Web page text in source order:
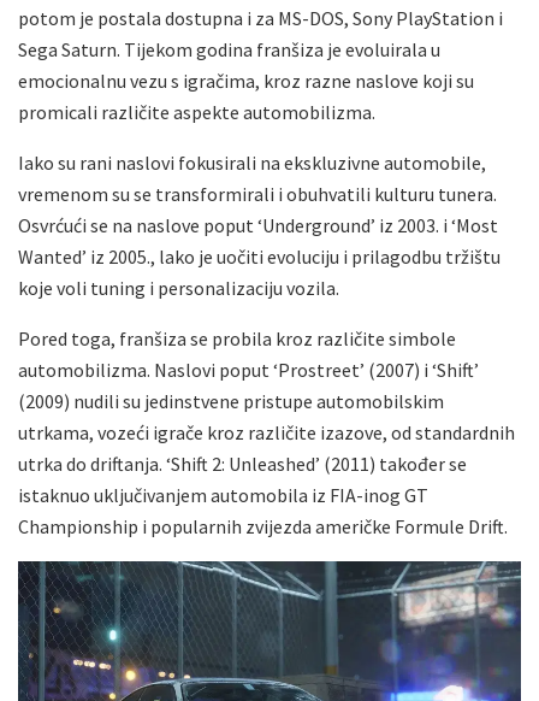
potom je postala dostupna i za MS-DOS, Sony PlayStation i
Sega Saturn. Tijekom godina franšiza je evoluirala u
emocionalnu vezu s igračima, kroz razne naslove koji su
promicali različite aspekte automobilizma.
Iako su rani naslovi fokusirali na ekskluzivne automobile,
vremenom su se transformirali i obuhvatili kulturu tunera.
Osvrćući se na naslove poput ‘Underground’ iz 2003. i ‘Most
Wanted’ iz 2005., lako je uočiti evoluciju i prilagodbu tržištu
koje voli tuning i personalizaciju vozila.
Pored toga, franšiza se probila kroz različite simbole
automobilizma. Naslovi poput ‘Prostreet’ (2007) i ‘Shift’
(2009) nudili su jedinstvene pristupe automobilskim
utrkama, vozeći igrače kroz različite izazove, od standardnih
utrka do driftanja. ‘Shift 2: Unleashed’ (2011) također se
istaknuo uključivanjem automobila iz FIA-inog GT
Championship i popularnih zvijezda američke Formule Drift.